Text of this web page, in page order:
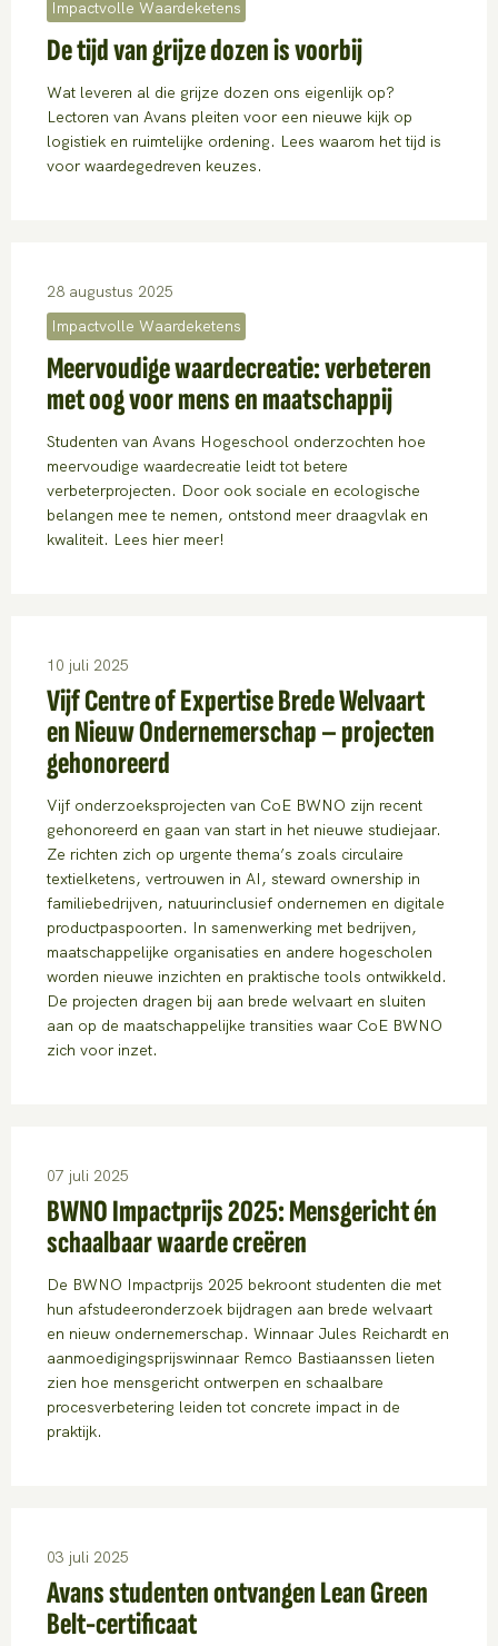
Impactvolle Waardeketens
De tijd van grijze dozen is voorbij
Wat leveren al die grijze dozen ons eigenlijk op?
Lectoren van Avans pleiten voor een nieuwe kijk op
logistiek en ruimtelijke ordening. Lees waarom het tijd is
voor waardegedreven keuzes.
28 augustus 2025
Impactvolle Waardeketens
Meervoudige waardecreatie: verbeteren
met oog voor mens en maatschappij
Studenten van Avans Hogeschool onderzochten hoe
meervoudige waardecreatie leidt tot betere
verbeterprojecten. Door ook sociale en ecologische
belangen mee te nemen, ontstond meer draagvlak en
kwaliteit. Lees hier meer!
10 juli 2025
Vijf Centre of Expertise Brede Welvaart
en Nieuw Ondernemerschap – projecten
gehonoreerd
Vijf onderzoeksprojecten van CoE BWNO zijn recent
gehonoreerd en gaan van start in het nieuwe studiejaar.
Ze richten zich op urgente thema’s zoals circulaire
textielketens, vertrouwen in AI, steward ownership in
familiebedrijven, natuurinclusief ondernemen en digitale
productpaspoorten. In samenwerking met bedrijven,
maatschappelijke organisaties en andere hogescholen
worden nieuwe inzichten en praktische tools ontwikkeld.
De projecten dragen bij aan brede welvaart en sluiten
aan op de maatschappelijke transities waar CoE BWNO
zich voor inzet.
07 juli 2025
BWNO Impactprijs 2025: Mensgericht én
schaalbaar waarde creëren
De BWNO Impactprijs 2025 bekroont studenten die met
hun afstudeeronderzoek bijdragen aan brede welvaart
en nieuw ondernemerschap. Winnaar Jules Reichardt en
aanmoedigingsprijswinnaar Remco Bastiaanssen lieten
zien hoe mensgericht ontwerpen en schaalbare
procesverbetering leiden tot concrete impact in de
praktijk.
03 juli 2025
Avans studenten ontvangen Lean Green
Belt-certificaat